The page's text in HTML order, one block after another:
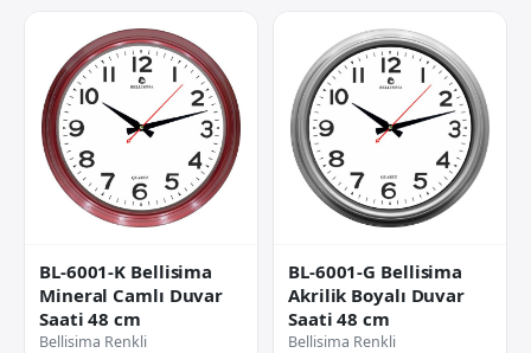
BL-6001-K Bellisima
Mineral Camlı Duvar
Saati 48 cm
Bellisima Renkli
BL-6001-G Bellisima
Akrilik Boyalı Duvar
Saati 48 cm
Bellisima Renkli